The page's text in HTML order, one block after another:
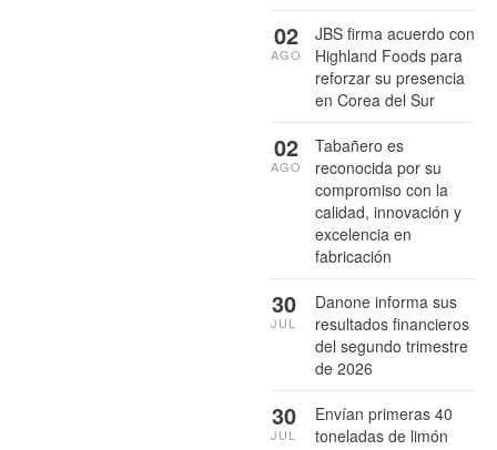
JBS firma acuerdo con
Highland Foods para
reforzar su presencia
en Corea del Sur
02
AGO
Tabañero es
reconocida por su
compromiso con la
calidad, innovación y
excelencia en
fabricación
02
AGO
Danone informa sus
resultados financieros
del segundo trimestre
de 2026
30
JUL
Envían primeras 40
toneladas de limón
30
JUL